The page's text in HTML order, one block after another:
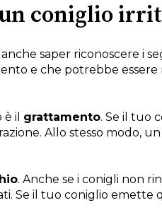
coniglio
saper riconoscere i
e che potrebbe
il grattamento. Se il tuo
Allo stesso modo,
. Anche se i conigli non
Se il tuo coniglio emette